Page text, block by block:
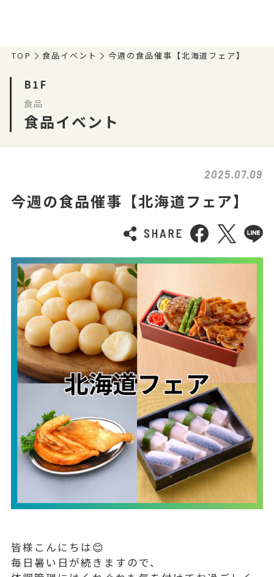
TOP 食品イベント 今週の食品催事【北海道フェア】
B1F
食品
食品イベント
2025.07.09
今週の食品催事【北海道フェア】
皆様こんにちは😊
毎日暑い日が続きますので、